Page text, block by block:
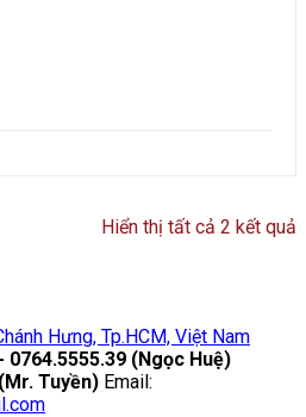
Hiển thị tất cả 2 kết quả
Hưng, Tp.HCM, Việt Nam
0764.5555.39 (Ngọc Huệ)
Tuyền) Email: